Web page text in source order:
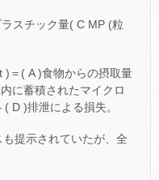
スチック量( C MP (粒
)＝( A )食物からの摂取量
に蓄積されたマイクロ
D )排泄による損失。
提示されていたが、全